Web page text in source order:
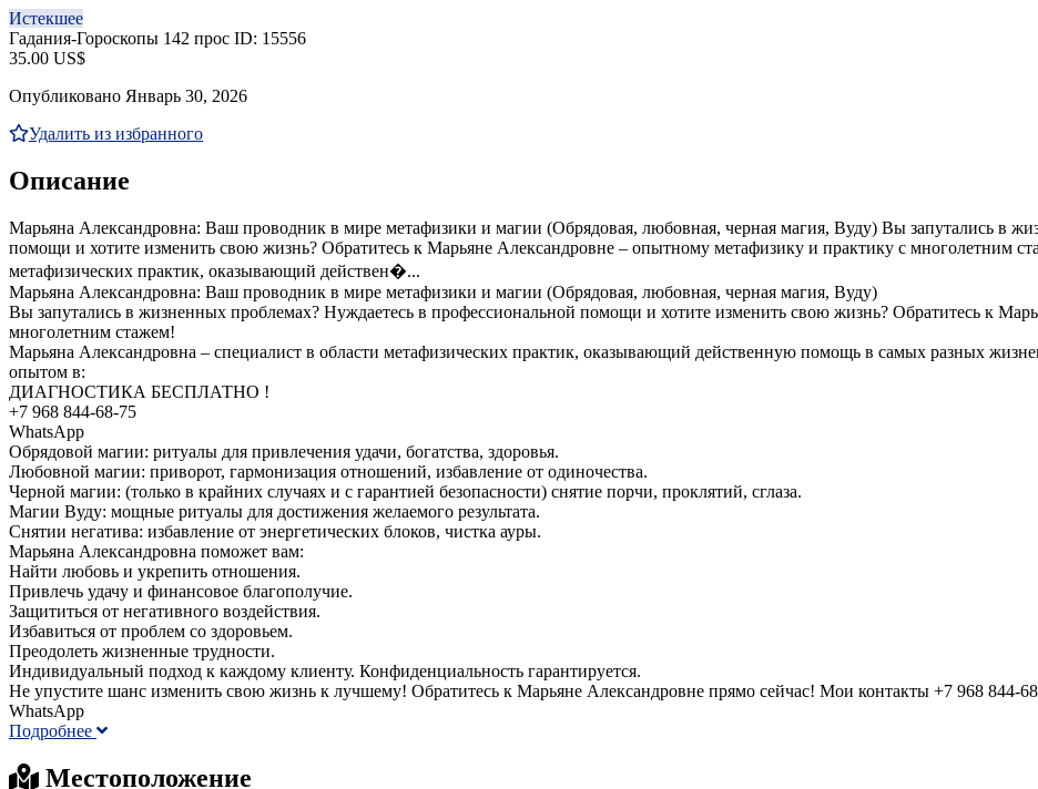
Истекшее
Гадания-Гороскопы 142 прос ID: 15556
35.00 US$
Опубликовано Январь 30, 2026
Удалить из избранного
Описание
Марьяна Александровна: Ваш проводник в мире метафизики и магии (Обрядовая, любовная, черная магия, Вуду) Вы запутались в
помощи и хотите изменить свою жизнь? Обратитесь к Марьяне Александровне – опытному метафизику и практику с многолетним
метафизических практик, оказывающий действен�...
Марьяна Александровна: Ваш проводник в мире метафизики и магии (Обрядовая, любовная, черная магия, Вуду)
Вы запутались в жизненных проблемах? Нуждаетесь в профессиональной помощи и хотите изменить свою жизнь? Обратитесь к
многолетним стажем!
Марьяна Александровна – специалист в области метафизических практик, оказывающий действенную помощь в самых разных
опытом в:
ДИАГНОСТИКА БЕСПЛАТНО !
+7 968 844‑68‑75
WhatsApp
Обрядовой магии: ритуалы для привлечения удачи, богатства, здоровья.
Любовной магии: приворот, гармонизация отношений, избавление от одиночества.
Черной магии: (только в крайних случаях и с гарантией безопасности) снятие порчи, проклятий, сглаза.
Магии Вуду: мощные ритуалы для достижения желаемого результата.
Снятии негатива: избавление от энергетических блоков, чистка ауры.
Марьяна Александровна поможет вам:
Найти любовь и укрепить отношения.
Привлечь удачу и финансовое благополучие.
Защититься от негативного воздействия.
Избавиться от проблем со здоровьем.
Преодолеть жизненные трудности.
Индивидуальный подход к каждому клиенту. Конфиденциальность гарантируется.
Не упустите шанс изменить свою жизнь к лучшему! Обратитесь к Марьяне Александровне прямо сейчас! Мои контакты +7 968
WhatsApp
Подробнее
Местоположение